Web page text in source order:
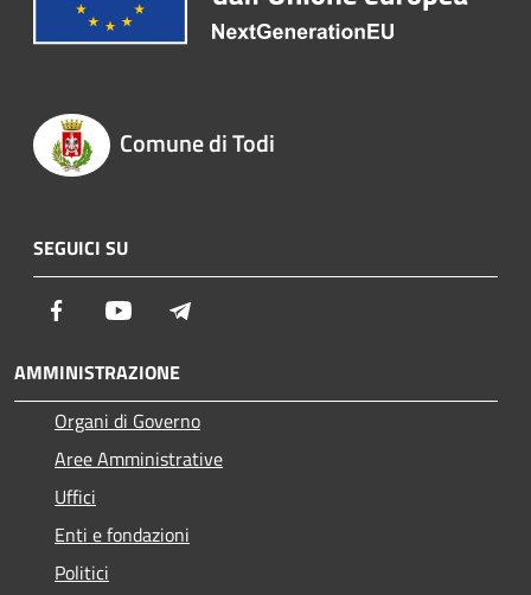
Comune di Todi
SEGUICI SU
Facebook Youtube
AMMINISTRAZIONE
Organi di Governo
Aree Amministrative
Uffici
Enti e fondazioni
Politici